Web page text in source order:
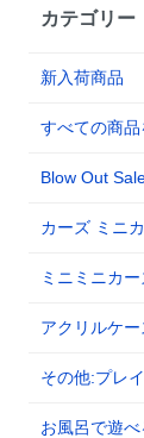
カテゴリー
新入荷商品
すべての商
Blow Out
カーズ ミニ
ミニミニカ
アクリルケー
その他:プレ
お風呂で遊